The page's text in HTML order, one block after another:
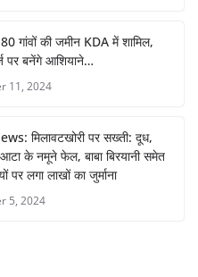
गांवों की जमीन KDA में शामिल,
पर बनेंगे आशियाने…
11, 2024
मिलावटखोरी पर सख्ती: दूध,
के नमूने फेल, बाबा बिरयानी समेत
पर लगा लाखों का जुर्माना
5, 2024